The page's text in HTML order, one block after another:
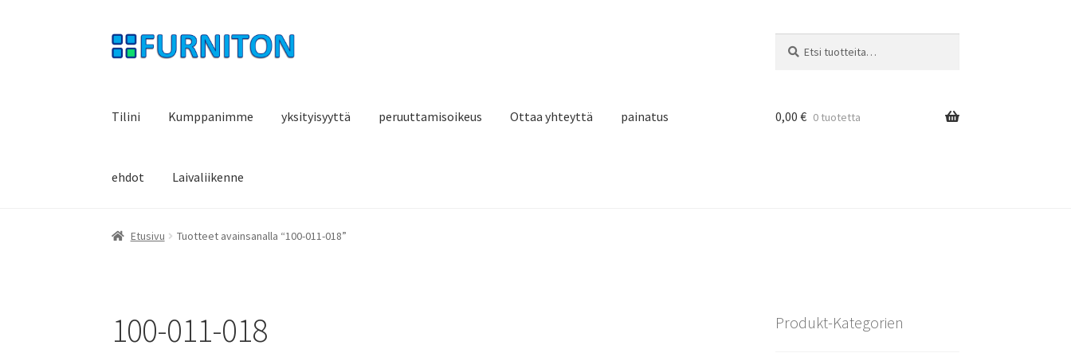
Siirry
navigointiin
Siirry
sisältöön
Tilini Kumppanimme yksityisyyttä peruuttamisoikeus Ottaa yhteyttä painatus
ehdot Laivaliikenne
0,00 € 0 tuotetta
Etusivu Tuotteet avainsanalla “100-011-018”
100-011-018 Produkt-Kategorien